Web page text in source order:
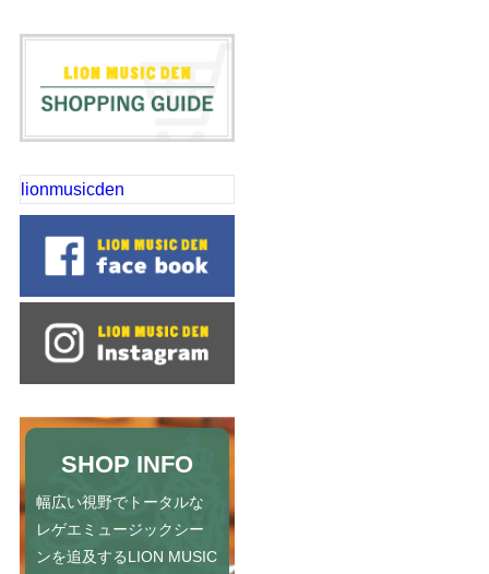
lionmusicden
SHOP INFO
幅広い視野でトータルな
レゲエミュージックシー
ンを追及するLION MUSIC